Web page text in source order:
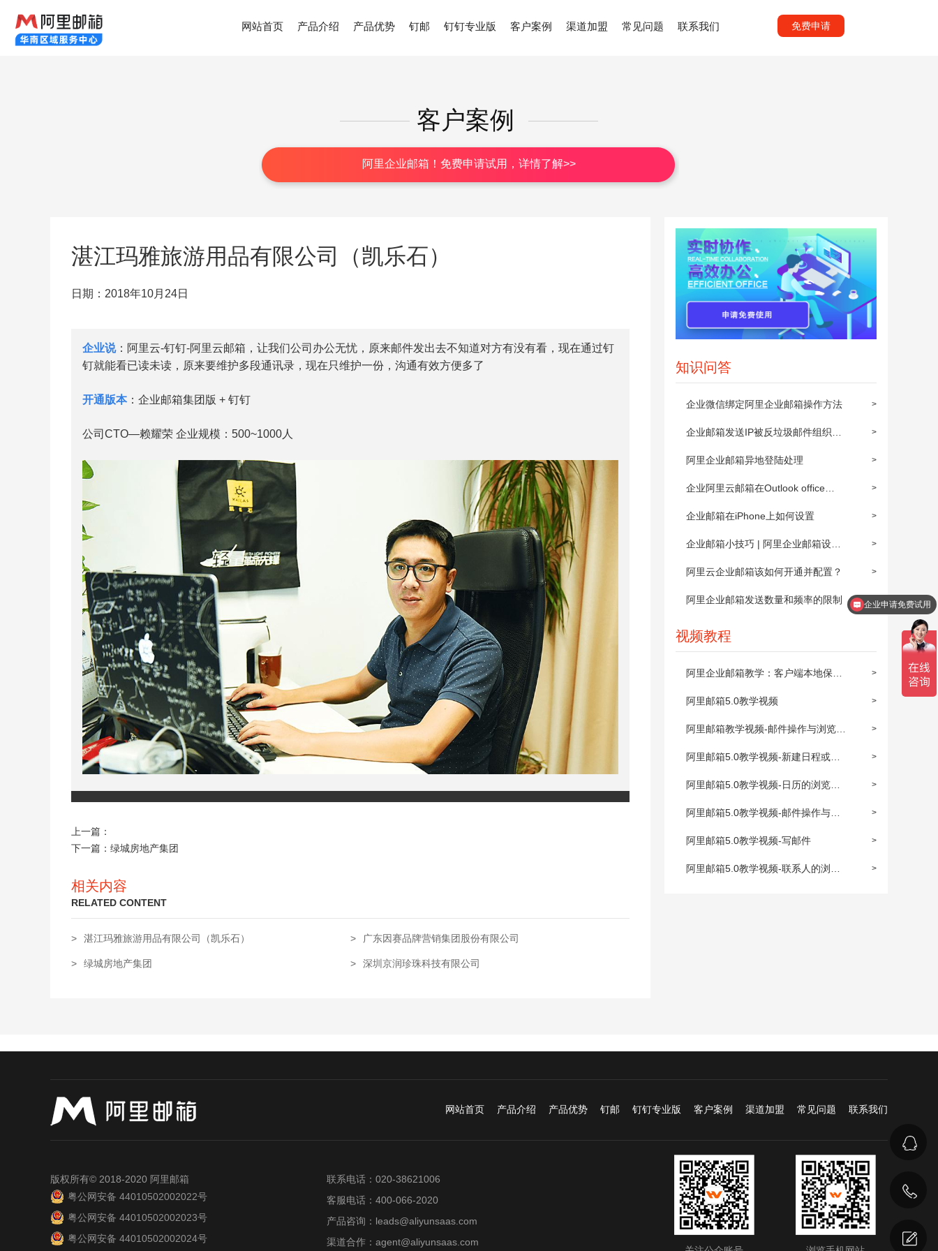
网站首页 产品介绍 产品优势 钉邮 钉钉专业版 客户案例 渠道加盟 常见问题 联系我们 免费申请
客户案例
阿里企业邮箱！免费申请试用，详情了解>>
知识问答
>
企业微信绑定阿里企业邮箱操作方法
>
企业邮箱发送IP被反垃圾邮件组织屏
蔽后的解封步骤 >
阿里企业邮箱异地登陆处理
>
企业阿里云邮箱在Outlook office
2010上POP3/IMAP的设置方法 >
企业邮箱在iPhone上如何设置
>
企业邮箱小技巧 | 阿里企业邮箱设置
邮件自动转发 >
阿里云企业邮箱该如何开通并配置？
>
阿里企业邮箱发送数量和频率的限制
视频教程
>
阿里企业邮箱教学：客户端本地保存
及同步到阿里邮箱 >
阿里邮箱5.0教学视频
>
阿里邮箱教学视频-邮件操作与浏览
(上) >
阿里邮箱5.0教学视频-新建日程或约
会 >
阿里邮箱5.0教学视频-日历的浏览与
操作 >
阿里邮箱5.0教学视频-邮件操作与浏
览(下) >
阿里邮箱5.0教学视频-写邮件
>
阿里邮箱5.0教学视频-联系人的浏览
湛江玛雅旅游用品有限公司（凯乐石）
日期：2018年10月24日
企业说：阿里云-钉钉-阿里云邮箱，让我们公司办公无忧，原来邮件发出去不知道对方有没有看，现在通过钉
钉就能看已读未读，原来要维护多段通讯录，现在只维护一份，沟通有效方便多了
开通版本：企业邮箱集团版 + 钉钉
公司CTO—赖耀荣 企业规模：500~1000人
上一篇：
下一篇： 绿城房地产集团
相关内容
RELATED CONTENT
> 湛江玛雅旅游用品有限公司（凯乐石） > 广东因赛品牌营销集团股份有限公司
> 绿城房地产集团 > 深圳京润珍珠科技有限公司
网站首页 产品介绍 产品优势 钉邮 钉钉专业版 客户案例 渠道加盟 常见问题 联系我们
版权所有© 2018-2020 阿里邮箱
粤公网安备 44010502002022号
粤公网安备 44010502002023号
粤公网安备 44010502002024号
联系电话：020-38621006
客服电话：400-066-2020
产品咨询：leads@aliyunsaas.com
渠道合作：agent@aliyunsaas.com
企业申请免费试用